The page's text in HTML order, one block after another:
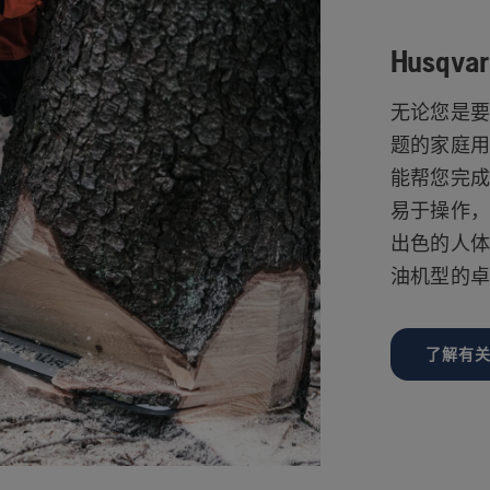
无论您是
题的家庭
能帮您完
易于操作
出色的人
油机型的
了解有